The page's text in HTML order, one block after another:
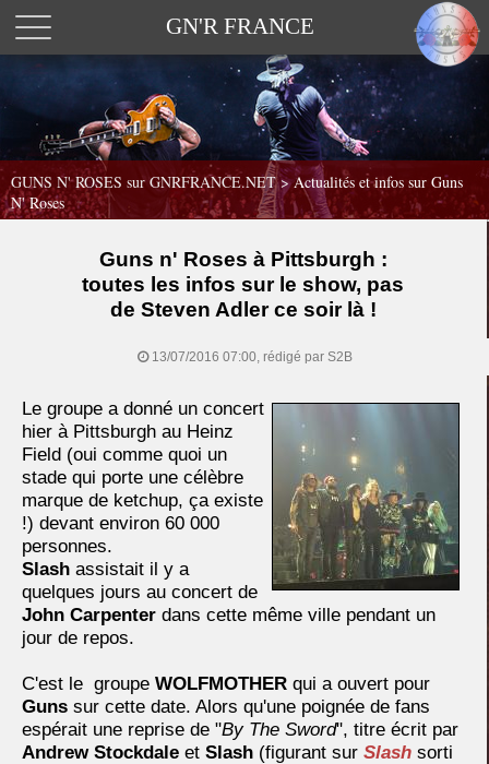
GN'R FRANCE
GUNS N' ROSES sur GNRFRANCE.NET>Actualités et infos sur Guns
N' Roses
Guns n' Roses à Pittsburgh :
toutes les infos sur le show, pas
de Steven Adler ce soir là !
13/07/2016 07:00, rédigé par S2B
Le groupe a donné un concert
hier à Pittsburgh au Heinz
Field (oui comme quoi un
stade qui porte une célèbre
marque de ketchup, ça existe
!) devant environ 60 000
personnes.
Slash assistait il y a
quelques jours au concert de
John Carpenter dans cette même ville pendant un
jour de repos.
C'est le groupe WOLFMOTHER qui a ouvert pour
Guns sur cette date. Alors qu'une poignée de fans
espérait une reprise de "By The Sword", titre écrit par
Andrew Stockdale et Slash (figurant sur Slash sorti